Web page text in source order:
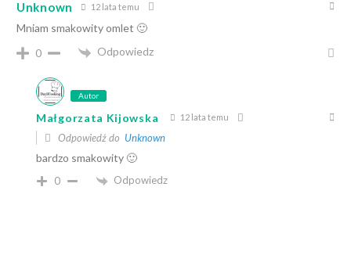
Unknown 12 lata temu
Mniam smakowity omlet 🙂
0
Odpowiedz
Autor
Małgorzata Kijowska 12 lata temu
Odpowiedź do Unknown
bardzo smakowity 🙂
0 Odpowiedz